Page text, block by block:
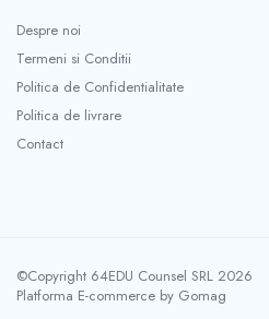
Despre noi
Termeni si Conditii
Politica de Confidentialitate
Politica de livrare
Contact
©Copyright 64EDU Counsel SRL 2026
Platforma E-commerce by Gomag